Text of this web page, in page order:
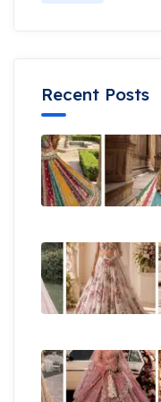
Recent Posts